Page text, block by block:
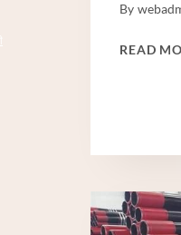
By
READ